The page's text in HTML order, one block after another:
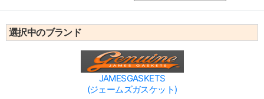
選択中のブランド
JAMESGASKETS
(ジェームズガスケット)